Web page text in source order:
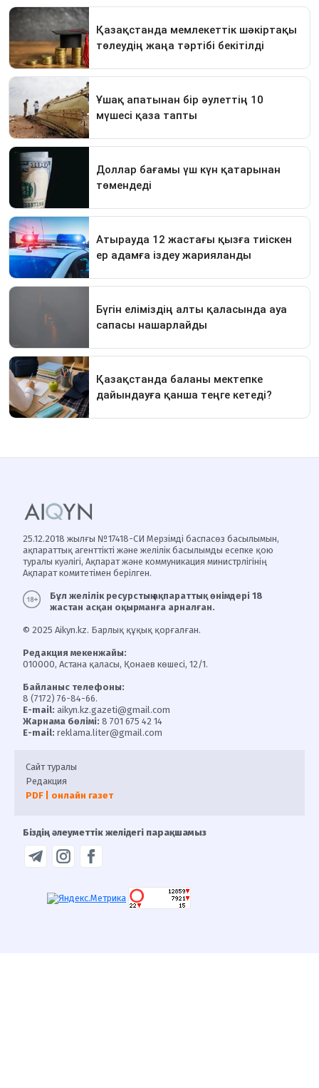
25.12.2018 жылғы №17418-СИ Мерзімді баспасөз басылымын,
ақпараттық агенттікті және желілік басылымды есепке қою
туралы куәлігі, Ақпарат және коммуникация министрлігінің
Ақпарат комитетімен берілген.
Бұл желілік ресурстың ақпараттық өнімдері 18
жастан асқан оқырманға арналған.
© 2025 Aikyn.kz. Барлық құқық қорғалған.
Редакция мекенжайы:
010000, Астана қаласы, Қонаев көшесі, 12/1.
Байланыс телефоны:
8 (7172) 76-84-66.
E-mail: aikyn.kz.gazeti@gmail.com
Жарнама бөлімі: 8 701 675 42 14
E-mail: reklama.liter@gmail.com
Сайт туралы
Редакция
PDF | онлайн газет
Біздің әлеуметтік желідегі парақшамыз